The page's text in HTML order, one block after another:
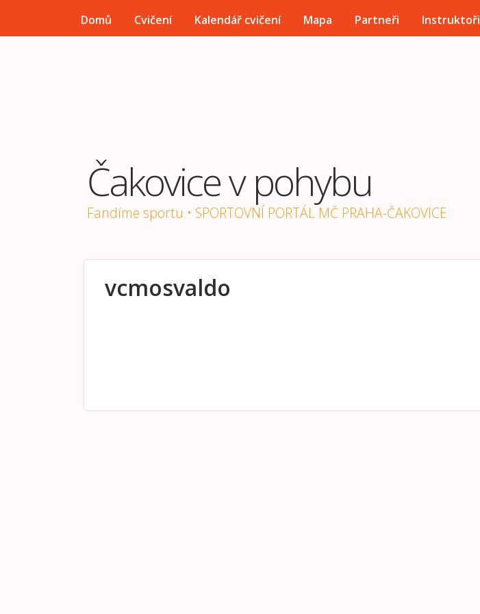
HLAVNÍ MENU
Domů Cvičení Kalendář cvičení Mapa Partneři Instruktoři
Čakovice v pohybu
Fandíme sportu • SPORTOVNÍ PORTÁL MČ PRAHA-ČAKOVICE
vcmosvaldo